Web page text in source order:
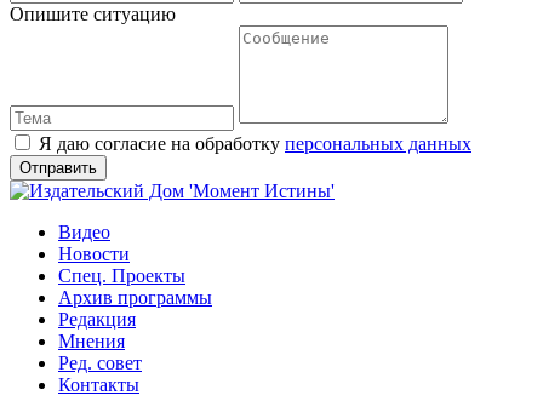
Опишите ситуацию
Я даю согласие на обработку персональных данных
Видео
Новости
Спец. Проекты
Архив программы
Редакция
Мнения
Ред. совет
Контакты